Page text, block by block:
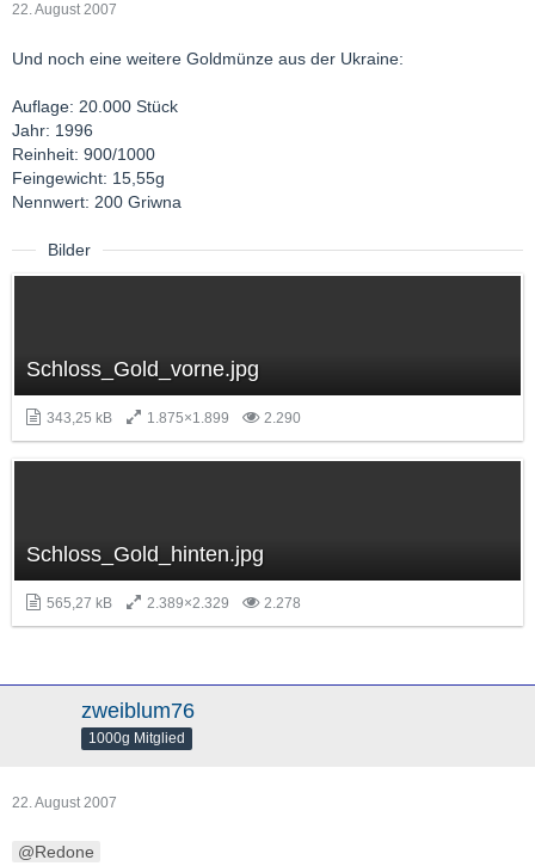
22. August 2007
Und noch eine weitere Goldmünze aus der Ukraine:
Auflage: 20.000 Stück
Jahr: 1996
Reinheit: 900/1000
Feingewicht: 15,55g
Nennwert: 200 Griwna
Bilder
Schloss_Gold_vorne.jpg
343,25 kB 1.875×1.899 2.290
Schloss_Gold_hinten.jpg
565,27 kB 2.389×2.329 2.278
zweiblum76
1000g Mitglied
22. August 2007
Redone